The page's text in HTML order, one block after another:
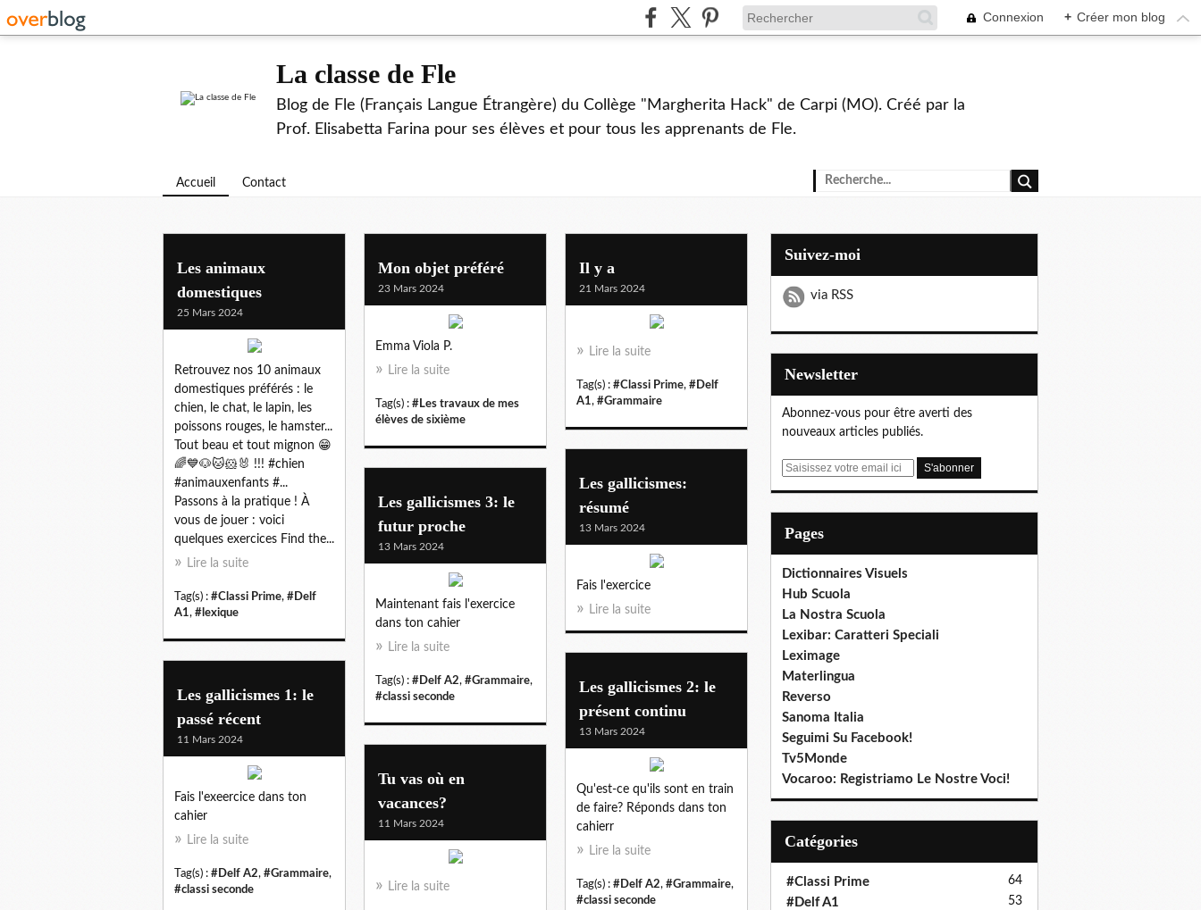
Connexion + Créer mon blog
La classe de Fle
Blog de Fle (Français Langue Étrangère) du Collège "Margherita Hack" de Carpi (MO). Créé par la
Prof. Elisabetta Farina pour ses élèves et pour tous les apprenants de Fle.
Accueil Contact
Les animaux
domestiques
25 Mars 2024
Retrouvez nos 10 animaux
domestiques préférés : le
chien, le chat, le lapin, les
poissons rouges, le hamster...
Tout beau et tout mignon 😁
🌈💙🐶🐱🐹🐰 !!! #chien
#animauxenfants #...
Passons à la pratique ! À
vous de jouer : voici
quelques exercices Find the...
Lire la suite
Tag(s) : #Classi Prime, #Delf
A1, #lexique
Mon objet préféré
23 Mars 2024
Emma Viola P.
Lire la suite
Tag(s) : #Les travaux de mes
élèves de sixième
Il y a
21 Mars 2024
Lire la suite
Tag(s) : #Classi Prime, #Delf
A1, #Grammaire
Les gallicismes:
résumé
13 Mars 2024
Fais l'exercice
Lire la suite
Les gallicismes 3: le
futur proche
13 Mars 2024
Maintenant fais l'exercice
dans ton cahier
Lire la suite
Tag(s) : #Delf A2, #Grammaire,
#classi seconde
Les gallicismes 2: le
présent continu
13 Mars 2024
Qu'est-ce qu'ils sont en train
de faire? Réponds dans ton
cahierr
Lire la suite
Tag(s) : #Delf A2, #Grammaire,
#classi seconde
Les gallicismes 1: le
passé récent
11 Mars 2024
Fais l'exeercice dans ton
cahier
Lire la suite
Tag(s) : #Delf A2, #Grammaire,
#classi seconde
Tu vas où en
vacances?
11 Mars 2024
Lire la suite
Suivez-moi
via RSS
Newsletter
Abonnez-vous pour être averti des
nouveaux articles publiés.
E
Pages
Dictionnaires Visuels
Hub Scuola
La Nostra Scuola
Lexibar: Caratteri Speciali
Leximage
Materlingua
Reverso
Sanoma Italia
Seguimi Su Facebook!
Tv5Monde
Vocaroo: Registriamo Le Nostre Voci!
Catégories
#Classi Prime 64
#Delf A1 53